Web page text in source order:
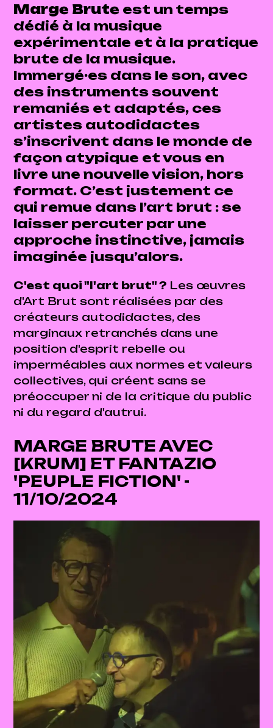
Marge Brute est un temps
dédié à la musique
expérimentale et à la pratique
brute de la musique.
Immergé·es dans le son, avec
des instruments souvent
remaniés et adaptés, ces
artistes autodidactes
s’inscrivent dans le monde de
façon atypique et vous en
livre une nouvelle vision, hors
format. C’est justement ce
qui remue dans l’art brut : se
laisser percuter par une
approche instinctive, jamais
imaginée jusqu’alors.
C'est quoi "l'art brut" ? Les œuvres
d'Art Brut sont réalisées par des
créateurs autodidactes, des
marginaux retranchés dans une
position d'esprit rebelle ou
imperméables aux normes et valeurs
collectives, qui créent sans se
préoccuper ni de la critique du public
ni du regard d'autrui.
MARGE BRUTE AVEC
[KRUM] ET FANTAZIO
'PEUPLE FICTION' -
11/10/2024